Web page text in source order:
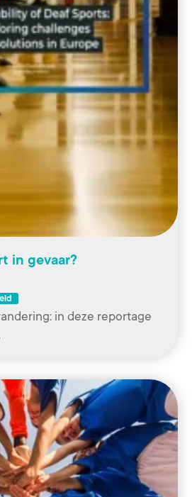
in gevaar?
in deze reportage